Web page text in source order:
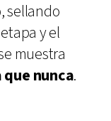
sellando
y el
muestra
nunca.